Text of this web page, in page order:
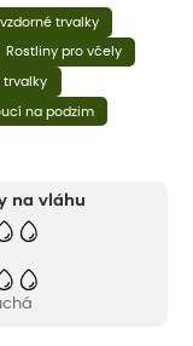
trvalky
Rostliny pro včely
trvalky
na podzim
na vláhu